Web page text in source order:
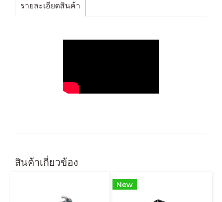
รายละเอียดสินค้า
สินค้าเกี่ยวข้อง
New